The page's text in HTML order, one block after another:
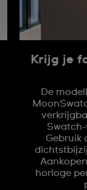
Krijg je
De
Gebruik
horloge